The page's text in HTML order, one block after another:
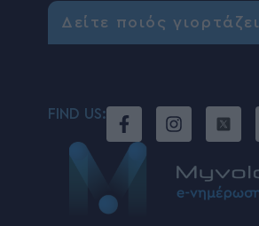
Δείτε ποιός γιορτάζει
FIND US: